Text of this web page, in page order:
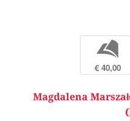
b
€ 40,00
Magdalena